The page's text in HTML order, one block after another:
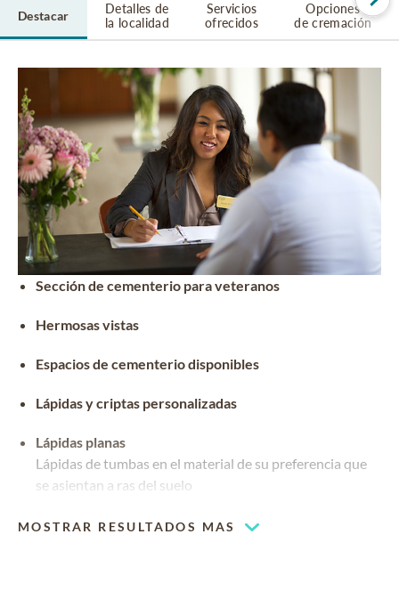
Destacar
Detalles de
la localidad
Servicios
ofrecidos
Opciones
de cremación
Sección de cementerio para veteranos
Hermosas vistas
Espacios de cementerio disponibles
Lápidas y criptas personalizadas
Lápidas planas
Lápidas de tumbas en el material de su preferencia que
se asientan a ras del suelo
MOSTRAR RESULTADOS MAS